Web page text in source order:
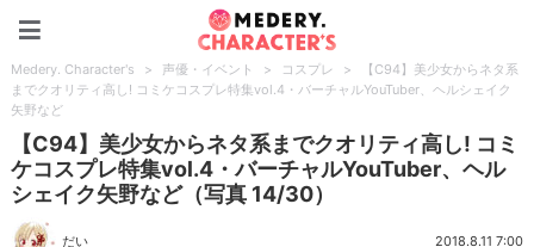
Medery. Character's > 声優・イベント > コスプレ >
【C94】美少女からネタ系
までクオリティ高し! コミケコスプレ特集vol.4・バーチャルYouTuber、ヘルシェイク
矢野など
【C94】美少女からネタ系までクオリティ高し! コミ
ケコスプレ特集vol.4・バーチャルYouTuber、ヘル
シェイク矢野など（写真 14/30）
だい 2018.8.11 7:00